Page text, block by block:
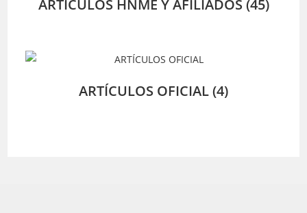
ARTÍCULOS HNME Y AFILIADOS (45)
ARTÍCULOS OFICIAL(4)